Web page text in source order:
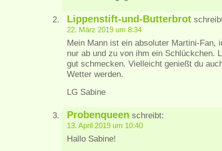
Lippenstift-und-Butterbrot
22. März 2019 um 8:34
Mein Mann ist ein absoluter Martini-Fan,
nur ab und zu von ihm ein Schlückchen.
gut schmecken. Vielleicht genießt du
Wetter werden.
LG Sabine
Probenqueen schreibt:
13. April 2019 um 10:40
Hallo Sabine!